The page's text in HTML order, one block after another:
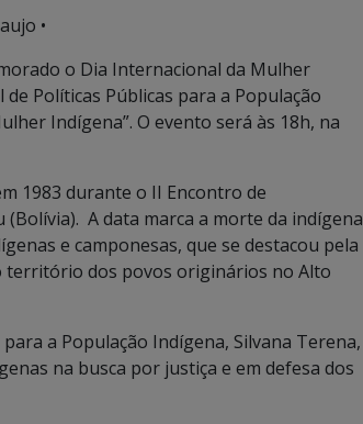
•
o Dia Internacional da Mulher
Políticas Públicas para a População
Indígena”. O evento será às 18h, na
1983 durante o II Encontro de
A data marca a morte da indígena
e camponesas, que se destacou pela
território dos povos originários no Alto
a População Indígena, Silvana Terena,
na busca por justiça e em defesa dos